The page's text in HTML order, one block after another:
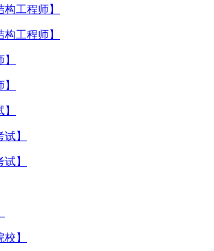
构工程师】
构工程师】
】
】
】